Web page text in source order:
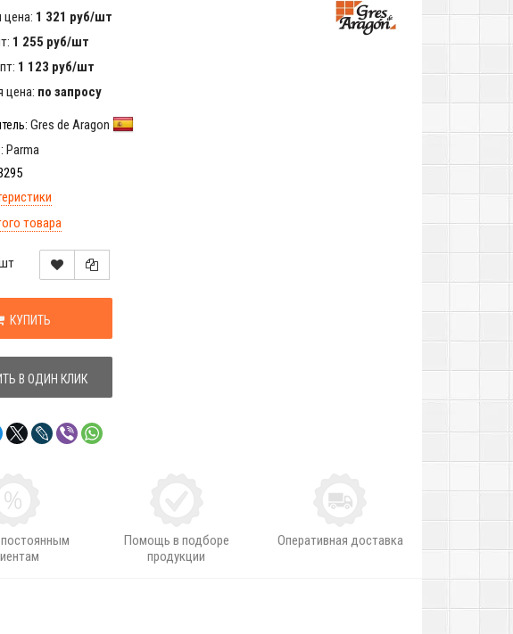
цена: 1 321 руб/шт
1 255 руб/шт
1 123 руб/шт
цена: по запросу
Gres de Aragon
Parma
товара
КУПИТЬ
В ОДИН КЛИК
Помощь в подборе
продукции
Оперативная доставка